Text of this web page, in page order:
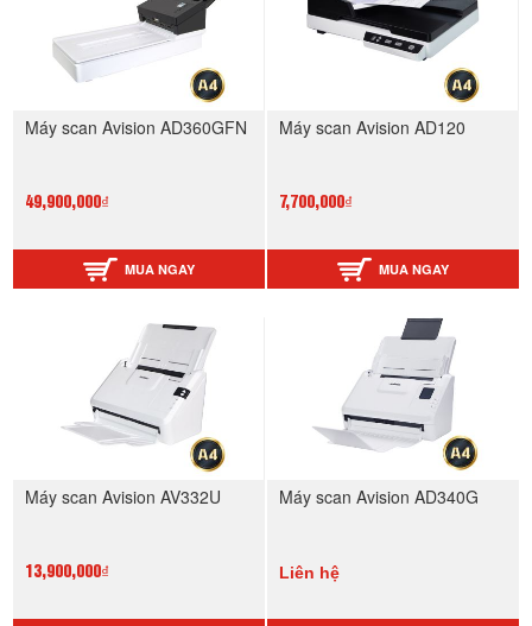
Máy scan Avision AD360GFN
49,900,000₫
MUA NGAY
Máy scan Avision AD120
7,700,000₫
MUA NGAY
Máy scan Avision AV332U
13,900,000₫
Máy scan Avision AD340G
Liên hệ